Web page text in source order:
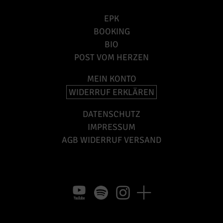
EPK
BOOKING
BIO
POST VOM HERZEN
MEIN KONTO
WIDERRUF ERKLÄREN
DATENSCHUTZ
IMPRESSUM
AGB WIDERRUF VERSAND